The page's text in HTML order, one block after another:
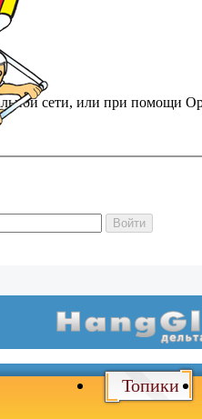
сети, или при помощи
Войти
Войти
Топики